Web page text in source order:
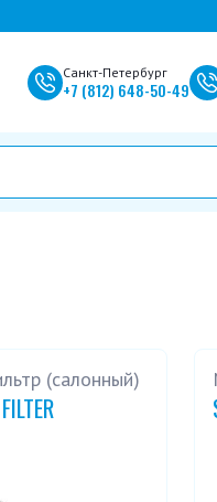
Санкт-Петербург
+7 (812) 648-50-49
(салонный)